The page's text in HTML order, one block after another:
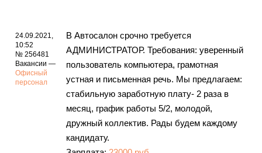
24.09.2021,
10:52
№ 256481
Вакансии —
Офисный
персонал
В Автосалон срочно требуется
АДМИНИСТРАТОР. Требования: уверенный
пользователь компьютера, грамотная
устная и письменная речь. Мы предлагаем:
стабильную заработную плату- 2 раза в
месяц, график работы 5/2, молодой,
дружный коллектив. Рады будем каждому
кандидату.